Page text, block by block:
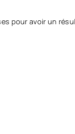
pour avoir un